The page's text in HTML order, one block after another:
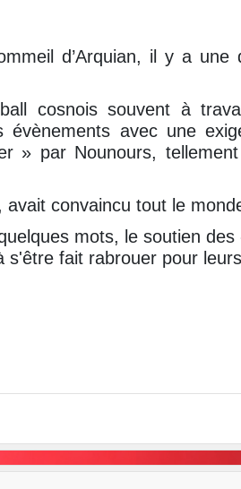
d’Arquian, il y a une
cosnois souvent à
évènements avec une
» par Nounours,
avait convaincu tout le
mots, le soutien
fait rabrouer pour